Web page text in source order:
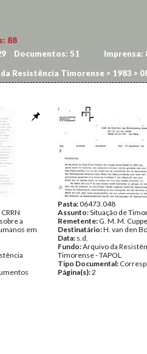
88
Documentos: 51 Imprensa:
Resistência Timorense > 1983 >
a
em
Pasta:06473.048
Assunto:Situação de
Remetente: G. M. M.
Destinatário:H. van den
Data: s.d.
Fundo:Arquivo da
Timorense - TAPOL
Tipo Documental:
Página(s):2